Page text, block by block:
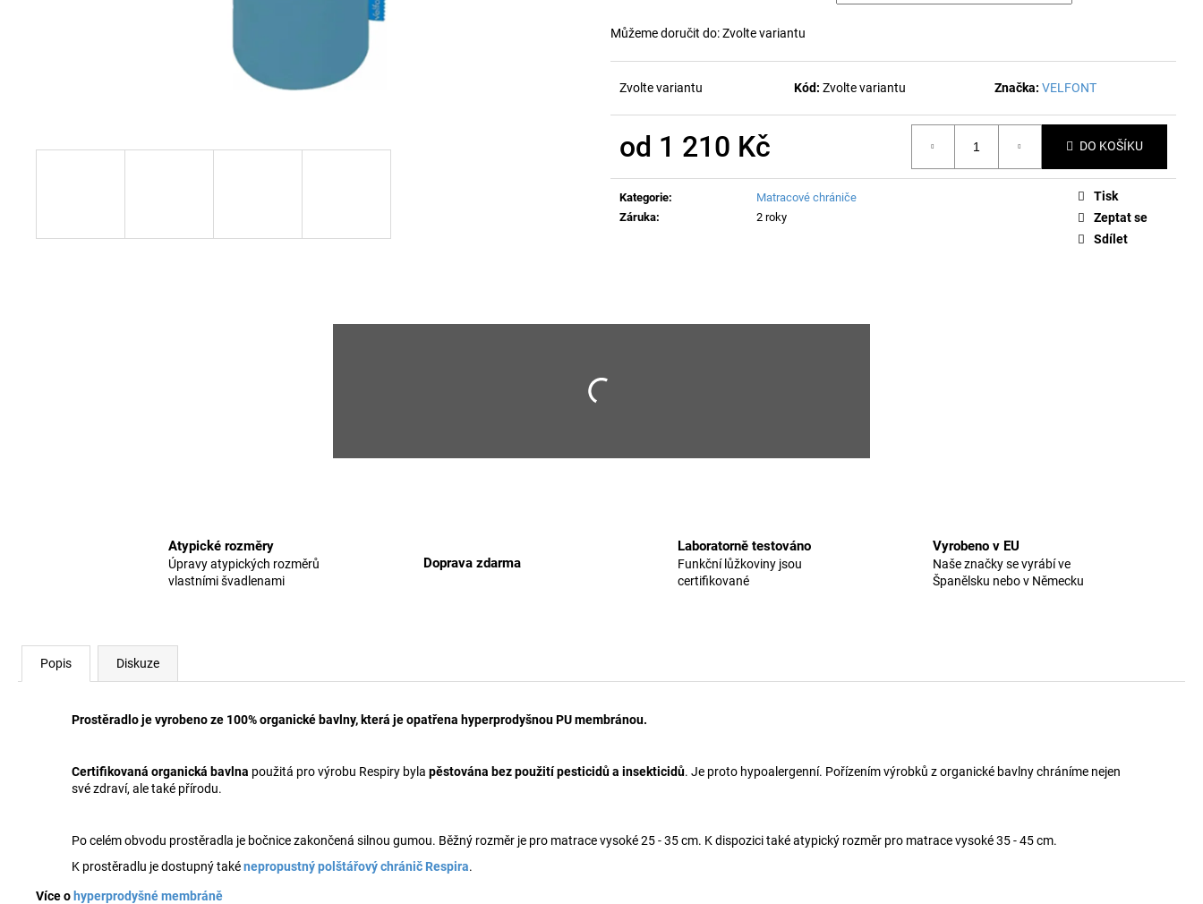
Můžeme doručit do:Zvolte variantu
Zvolte variantu Kód: Zvolte variantu Značka: VELFONT
od 1 210 Kč DO KOŠÍKU
Kategorie:
Matracové chrániče
Záruka: 2 roky
Tisk
Zeptat se
Sdílet
Atypické rozměry
Úpravy atypických rozměrů
vlastními švadlenami
Doprava zdarma
Laboratorně testováno
Funkční lůžkoviny jsou
certifikované
Vyrobeno v EU
Naše značky se vyrábí ve
Španělsku nebo v Německu
Popis Diskuze
Prostěradlo je vyrobeno ze 100% organické bavlny, která je opatřena hyperprodyšnou PU membránou.
Certifikovaná organická bavlna použitá pro výrobu Respiry byla pěstována bez použití pesticidů a insekticidů. Je proto hypoalergenní. Pořízením výrobků z organické bavlny chráníme nejen
své zdraví, ale také přírodu.
Po celém obvodu prostěradla je bočnice zakončená silnou gumou. Běžný rozměr je pro matrace vysoké 25 - 35 cm. K dispozici také atypický rozměr pro matrace vysoké 35 - 45 cm.
K prostěradlu je dostupný takénepropustný polštářový chránič Respira.
Více ohyperprodyšné membráně